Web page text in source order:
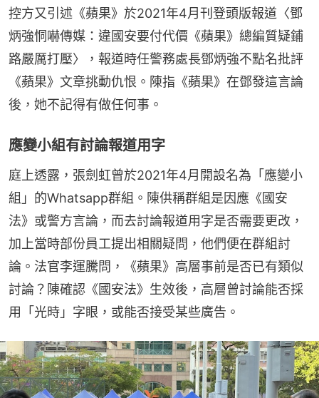
控方又引述《蘋果》於2021年4月刊登頭版報道〈鄧
炳強恫嚇傳媒：違國安要付代價《蘋果》總編質疑鋪
路嚴厲打壓〉，報道時任警務處長鄧炳強不點名批評
《蘋果》文章挑動仇恨。陳指《蘋果》在鄧發這言論
後，她不記得有做任何事。
應變小組有討論報道用字
庭上透露，張劍虹曾於2021年4月開設名為「應變小
組」的Whatsapp群組。陳供稱群組是因應《國安
法》或警方言論，而去討論報道用字是否需要更改，
加上當時部份員工提出相關疑問，他們便在群組討
論。法官李運騰問，《蘋果》高層事前是否已有類似
討論？陳確認《國安法》生效後，高層曾討論能否採
用「光時」字眼，或能否接受某些廣告。